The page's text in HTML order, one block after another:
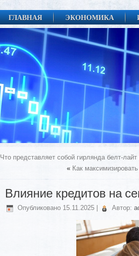
ГЛАВНАЯ ЭКОНОМИКА
Что представляет собой гирлянда белт-
« Как
Влияние кредитов на
Опубликовано 15.11.2025 Автор: